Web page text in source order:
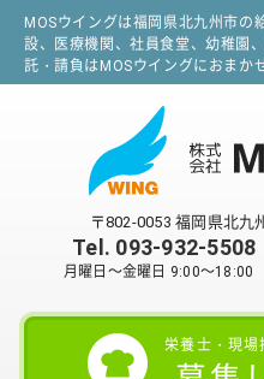
MOSウイングは福岡県北九州市の
設、医療機関、社員食堂、幼稚園
託・請負はMOSウイングにおまか
〒802-0053 福岡県北九
Tel. 093-932-5508
月曜日～金曜日 9:00～18:00
栄養士・現場